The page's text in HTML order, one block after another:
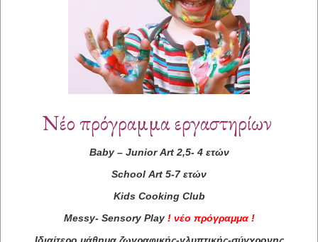
Νέο πρόγραμμα εργαστηρίων
Baby– Junior Art2,5- 4 ετών
School Art 5-7 ετών
Kids Cooking Club
Messy- Sensory Play ! νέο πρόγραμμα !